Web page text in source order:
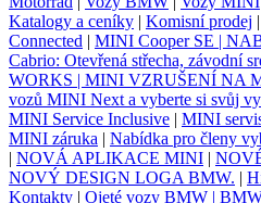
Katalogy a ceníky | Komisní prodej |
Connected | MINI Cooper SE |
Cabrio: Otevřená střecha, závodní
WORKS | MINI VZRUŠENÍ NA
vozů MINI Next a vyberte si svůj
MINI Service Inclusive | MINI
MINI záruka | Nabídka pro členy
| NOVÁ APLIKACE MINI |
NOVÝ DESIGN LOGA BMW. |
Kontakty | Ojeté vozy BMW |